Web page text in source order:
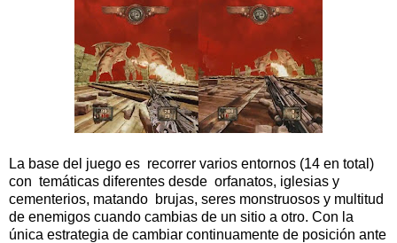
La base del juego es recorrer varios entornos (14 en total)
con temáticas diferentes desde orfanatos, iglesias y
cementerios, matando brujas, seres monstruosos y multitud
de enemigos cuando cambias de un sitio a otro. Con la
única estrategia de cambiar continuamente de posición ante